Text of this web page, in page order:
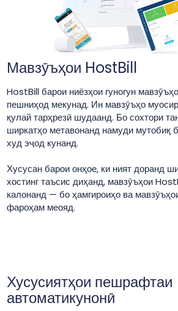
Мавзӯъҳои HostBill
HostBill барои ниёзҳои гуногун
пешниҳод мекунад. Ин мавзӯъҳо
қулай тарҳрезӣ шудаанд. Бо сохтори
ширкатҳо метавонанд намуди мутобиқ
худ эҷод кунанд.
Хусусан барои онҳое, ки ният доранд
хостинг таъсис диҳанд, мавзӯъҳои
калонанд — бо ҳамгироиҳо ва
фароҳам меояд.
Хусусиятҳои пешрафтаи
автоматикунонӣ